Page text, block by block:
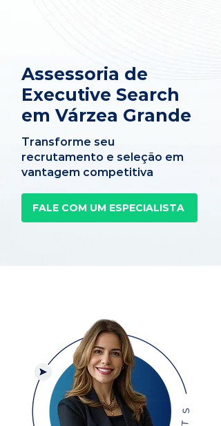
Assessoria de
Executive Search
em Várzea Grande
Transforme seu
recrutamento e seleção em
vantagem competitiva
FALE COM UM ESPECIALISTA